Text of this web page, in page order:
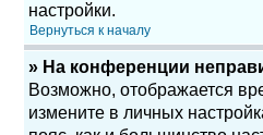
настройки.
Вернуться к началу
» На конференции
Возможно, отображается
измените в личных